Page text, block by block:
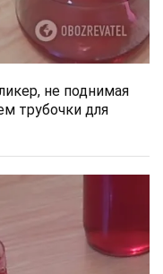
не поднимая
трубочки для